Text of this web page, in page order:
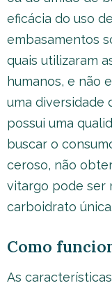
eficácia do uso
embasamentos
quais utilizaram
humanos, e não
uma diversidade
possui uma
buscar o
ceroso, não
vitargo pode ser
carboidrato única.
Como
As